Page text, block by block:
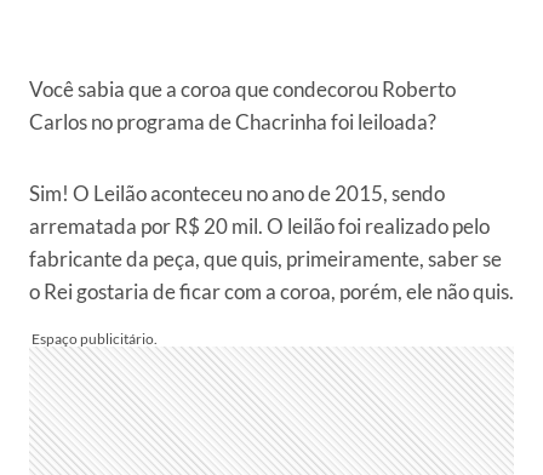
Você sabia que a coroa que condecorou Roberto
Carlos no programa de Chacrinha foi leiloada?
Sim! O Leilão aconteceu no ano de 2015, sendo
arrematada por R$ 20 mil. O leilão foi realizado pelo
fabricante da peça, que quis, primeiramente, saber se
o Rei gostaria de ficar com a coroa, porém, ele não quis.